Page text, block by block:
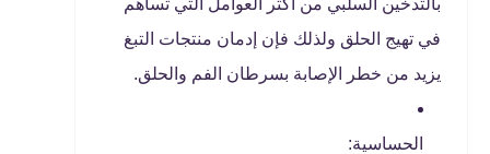
بالتدخين السلبي من أكثر العوامل التي تساهم
في تهيج الحلق ولذلك فإن إدمان منتجات التبغ
يزيد من خطر الإصابة بسرطان الفم والحلق.
الحساسية: